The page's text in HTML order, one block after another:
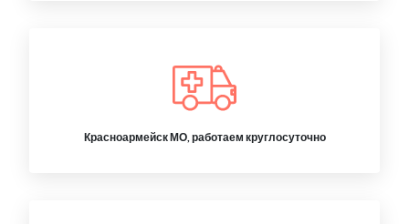
Красноармейск МО, работаем круглосуточно